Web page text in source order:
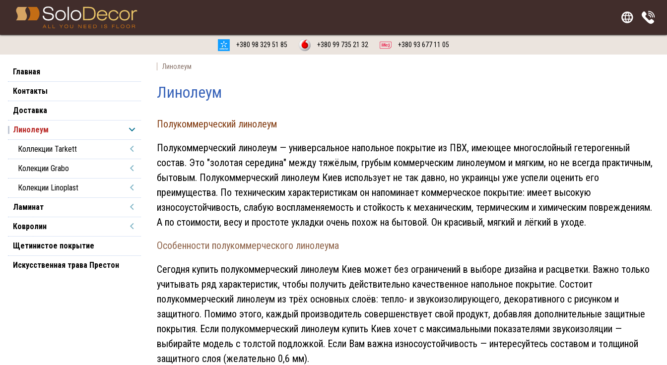
+380 98 329 51 85 +380 99 735 21 32 +380 93 677 11 05
Главная
Контакты
Доставка
Линолеум
Коллекции Tarkett
Колекции Grabo
Колекции Linoplast
Ламинат
Ковролин
Щетинистое покрытие
Искусственная трава Престон
Линолеум
Линолеум
Полукоммерческий линолеум
Полукоммерческий линолеум — универсальное напольное покрытие из ПВХ, имеющее многослойный гетерогенный
состав. Это "золотая середина" между тяжёлым, грубым коммерческим линолеумом и мягким, но не всегда практичным,
бытовым. Полукоммерческий линолеум Киев использует не так давно, но украинцы уже успели оценить его
преимущества. По техническим характеристикам он напоминает коммерческое покрытие: имеет высокую
износоустойчивость, слабую воспламеняемость и стойкость к механическим, термическим и химическим повреждениям.
А по стоимости, весу и простоте укладки очень похож на бытовой. Он красивый, мягкий и лёгкий в уходе.
Особенности полукоммерческого линолеума
Сегодня купить полукоммерческий линолеум Киев может без ограничений в выборе дизайна и расцветки. Важно только
учитывать ряд характеристик, чтобы получить действительно качественное напольное покрытие. Состоит
полукоммерческий линолеум из трёх основных слоёв: тепло- и звукоизолирующего, декоративного с рисунком и
защитного. Помимо этого, каждый производитель совершенствует свой продукт, добавляя дополнительные защитные
покрытия. Если полукоммерческий линолеум купить Киев хочет с максимальными показателями звукоизоляции —
выбирайте модель с толстой подложкой. Если Вам важна износоустойчивость — интересуйтесь составом и толщиной
защитного слоя (желательно 0,6 мм).